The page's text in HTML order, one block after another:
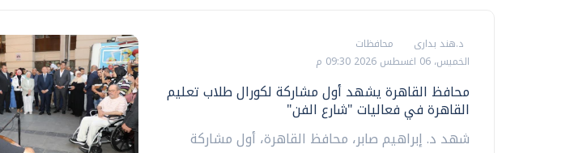
د.هند بدارى
محافظات
الخميس، 06 اغسطس 2026 09:30 م
محافظ القاهرة يشهد أول مشاركة لكورال طلاب تعليم
القاهرة في فعاليات "شارع الفن"
شهد د. إبراهيم صابر، محافظ القاهرة، أول مشاركة